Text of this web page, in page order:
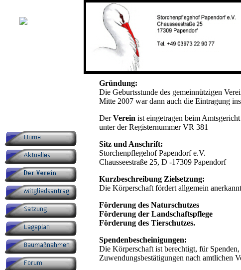
Gründung:
Die Geburtsstunde des gemeinnützigen
Mitte 2007 war dann auch die Eintragung
DerVerein ist eingetragen beim
unter der Registernummer VR 381
Sitz und Anschrift:
Storchenpflegehof Papendorf e.V.
Chausseestraße 25, D -17309 Papendorf
Kurzbeschreibung Zielsetzung:
Die Körperschaft fördert allgemein
Förderung des Naturschutzes
Förderung der Landschaftspflege
Förderung des Tierschutzes.
Spendenbescheinigungen:
Die Körperschaft ist berechtigt, für
Zuwendungsbestätigungen nach amtlichen